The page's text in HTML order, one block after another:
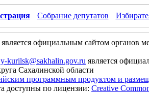
Собрание депутатов
является официальным сайтом органов
y-kurilsk@sakhalin.gov.ru является
Сахалинской области
программным продуктом и
доступны по лицензии: Creative